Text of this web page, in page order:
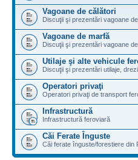
Vagoane de călători
Discuţii şi prezentări vagoane
Vagoane de marfă
Discuţii şi prezentări vagoane
Utilaje şi alte vehicule
Discuţii şi prezentări utilaje,
Operatori privaţi
Operatori privaţi de transport
Infrastructură
Infrastructură feroviară
Căi Ferate Înguste
Căi ferate înguste/forestiere din